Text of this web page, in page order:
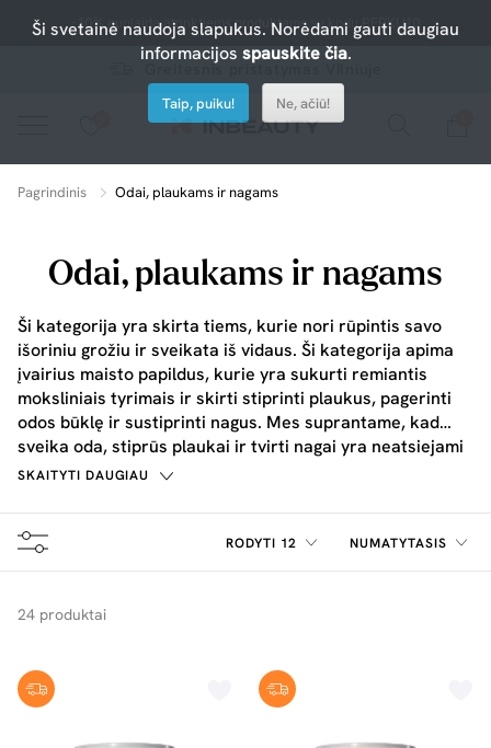
-10% nuolaida atrinktiems produktams su kodu PERKU10
Greitesnis pristatymas Vilniuje
Pagrindinis Odai, plaukams ir nagams
Odai, plaukams ir nagams
Ši kategorija yra skirta tiems, kurie nori rūpintis savo
išoriniu grožiu ir sveikata iš vidaus. Ši kategorija apima
įvairius maisto papildus, kurie yra sukurti remiantis
moksliniais tyrimais ir skirti stiprinti plaukus, pagerinti
odos būklę ir sustiprinti nagus. Mes suprantame, kad
sveika oda, stiprūs plaukai ir tvirti nagai yra neatsiejami
nuo tinkamos mitybos ir būtinų maistinių medžiagų, todėl
kaip biotinas, cinkas, selenas, bei įvairūs vitaminai ir
mineralai, kurie yra būtini grožiui palaikyti.
SKAITYTI DAUGIAU
RODYTI 12 NUMATYTASIS
24 produktai
Ši svetainė naudoja slapukus. Norėdami gauti daugiau
informacijos spauskite čia.
Taip, puiku! Ne, ačiū!